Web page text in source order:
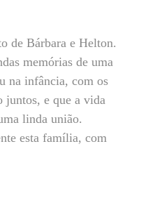
de Bárbara e Helton.
memórias de uma
na infância, com os
juntos, e que a vida
linda união.
esta família, com